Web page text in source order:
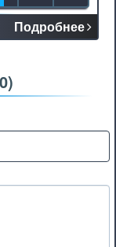
Подробнее
0)